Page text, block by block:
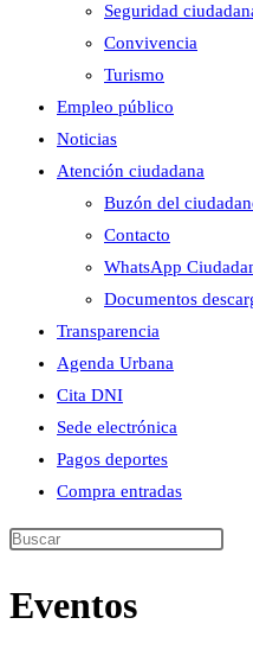
Seguridad
Convivencia
Turismo
Empleo público
Noticias
Atención ciudadana
Buzón del
Contacto
WhatsApp
Documentos
Transparencia
Agenda Urbana
Cita DNI
Sede electrónica
Pagos deportes
Compra entradas
Buscar
esta
Eventos